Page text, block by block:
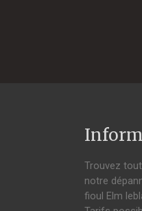
Trouvez
notre
fioul Elm